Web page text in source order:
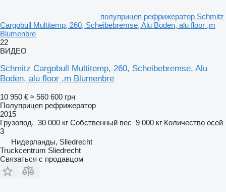
полуприцеп рефрижератор Schmitz
Cargobull Multitemp, 260, Scheibebremse, Alu Boden, alu floor ,m
Blumenbre
22
ВИДЕО
Schmitz Cargobull Multitemp, 260, Scheibebremse, Alu
Boden, alu floor ,m Blumenbre
10 950 € ≈ 560 600 грн
Полуприцеп рефрижератор
2015
Грузопод. 30 000 кг Собственный вес 9 000 кг Количество осей
3
Нидерланды, Sliedrecht
Truckcentrum Sliedrecht
Связаться с продавцом